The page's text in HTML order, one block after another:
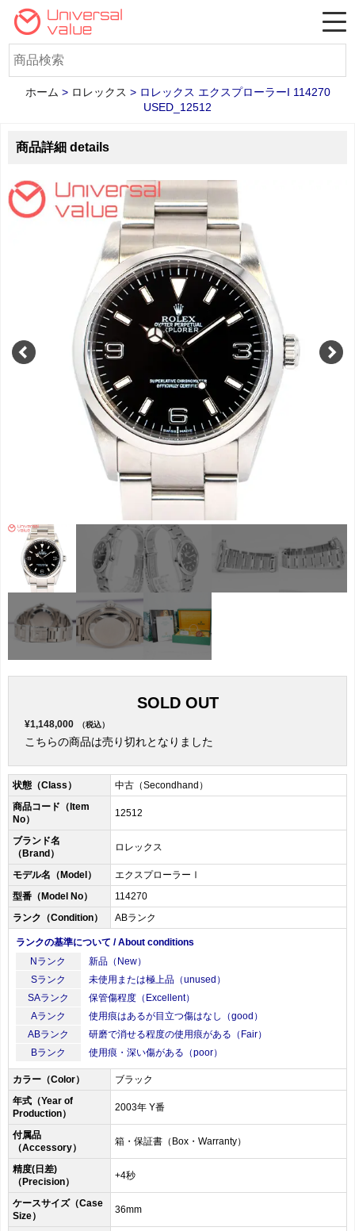
ホーム > ロレックス > ロレックス エクスプローラーI 114270
USED_12512
商品詳細 details
SOLD OUT
¥1,148,000 （税込）
こちらの商品は売り切れとなりました
状態（Class）
中古（Secondhand）
商品コード（Item
No）
12512
ブランド名
（Brand）
ロレックス
モデル名（Model）
エクスプローラーⅠ
型番（Model No）
114270
ランク（Condition）
ABランク
ランクの基準について / About conditions
Nランク
新品（New）
Sランク
未使用または極上品（unused）
SAランク
保管傷程度（Excellent）
Aランク
使用痕はあるが目立つ傷はなし（good）
ABランク
研磨で消せる程度の使用痕がある（Fair）
Bランク
使用痕・深い傷がある（poor）
カラー（Color）
ブラック
年式（Year of
Production）
2003年 Y番
付属品
（Accessory）
箱・保証書（Box・Warranty）
精度(日差)
（Precision）
+4秒
ケースサイズ（Case
Size）
36mm